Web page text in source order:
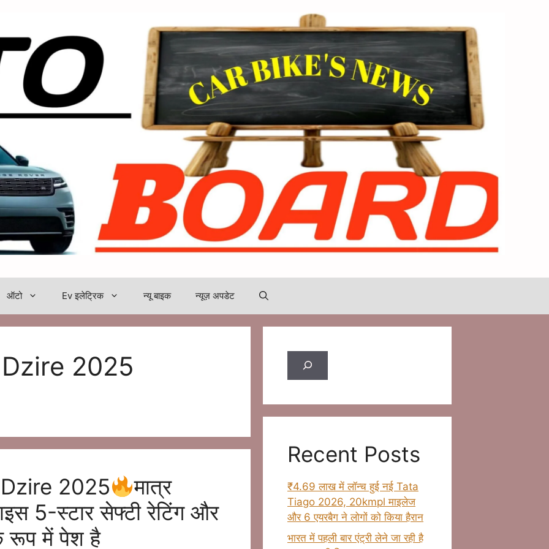
ऑटो Ev इलेट्रिक न्यू बाइक न्यूज़ अपडेट
2025
2025
मात्र
5-स्टार सेफ्टी रेटिंग और
रूप में पेश है
Search
Recent Posts
₹4.69 लाख में लॉन्च हुई नई Tata
Tiago 2026, 20kmpl माइलेज
और 6 एयरबैग ने लोगों को किया हैरान
भारत में पहली बार एंट्री लेने जा रही है